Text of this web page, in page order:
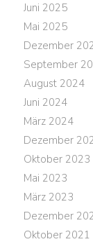
Juni 2025
Mai 2025
Dezember
September
August 2024
Juni 2024
März 2024
Dezember
Oktober 2023
Mai 2023
März 2023
Dezember
Oktober 2021